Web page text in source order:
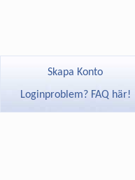
Skapa Konto
Loginproblem? FAQ här!